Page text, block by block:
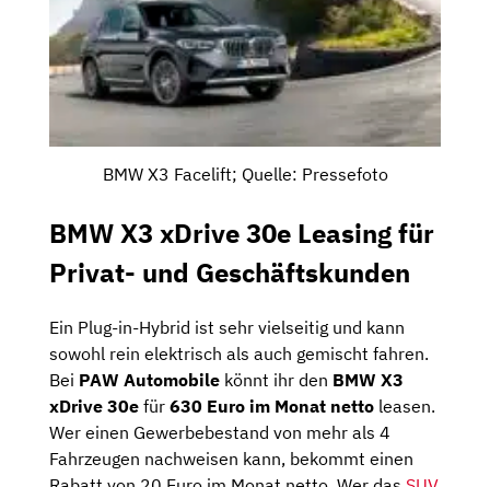
BMW X3 Facelift; Quelle: Pressefoto
BMW X3 xDrive 30e Leasing für
Privat- und Geschäftskunden
Ein Plug-in-Hybrid ist sehr vielseitig und kann
sowohl rein elektrisch als auch gemischt fahren.
Bei PAW Automobile könnt ihr den BMW X3
xDrive 30e für 630 Euro im Monat netto leasen.
Wer einen Gewerbebestand von mehr als 4
Fahrzeugen nachweisen kann, bekommt einen